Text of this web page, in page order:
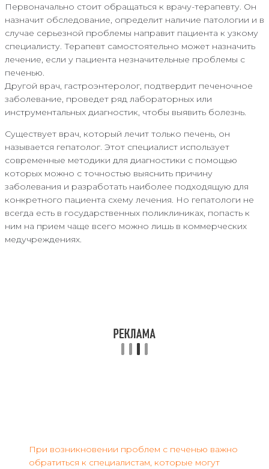
Первоначально стоит обращаться к врачу-терапевту. Он
назначит обследование, определит наличие патологии и в
случае серьезной проблемы направит пациента к узкому
специалисту. Терапевт самостоятельно может назначить
лечение, если у пациента незначительные проблемы с
печенью.
Другой врач, гастроэнтеролог, подтвердит печеночное
заболевание, проведет ряд лабораторных или
инструментальных диагностик, чтобы выявить болезнь.
Существует врач, который лечит только печень, он
называется гепатолог. Этот специалист использует
современные методики для диагностики с помощью
которых можно с точностью выяснить причину
заболевания и разработать наиболее подходящую для
конкретного пациента схему лечения. Но гепатологи не
всегда есть в государственных поликлиниках, попасть к
ним на прием чаще всего можно лишь в коммерческих
медучреждениях.
При возникновении проблем с печенью важно
обратиться к специалистам, которые могут